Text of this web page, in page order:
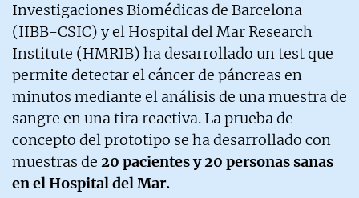
Investigaciones Biomédicas de Barcelona
(IIBB-CSIC) y el Hospital del Mar Research
Institute (HMRIB) ha desarrollado un test que
permite detectar el cáncer de páncreas en
minutos mediante el análisis de una muestra de
sangre en una tira reactiva. La prueba de
concepto del prototipo se ha desarrollado con
muestras de 20 pacientes y 20 personas sanas
en el Hospital del Mar.